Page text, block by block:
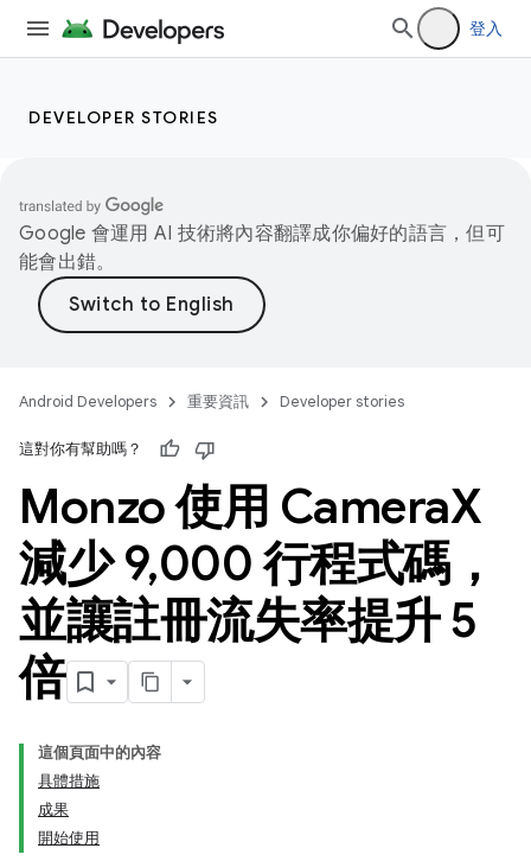
登入
DEVELOPER STORIES
Google 會運用 AI 技術將內容翻譯成你偏好的語言，但可
能會出錯。
Android Developers 重要資訊 Developer stories
這對你有幫助嗎？
Monzo 使用 CameraX
減少 9,000 行程式碼，
並讓註冊流失率提升 5
倍
這個頁面中的內容
具體措施
成果
開始使用